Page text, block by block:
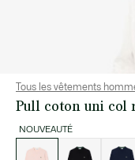
Tous les vêtements
Pull coton uni col
NOUVEAUTÉ
des
déclinaisons